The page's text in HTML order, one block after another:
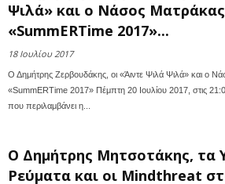
Ψιλά» και ο Νάσος
«SummERTime 2017»...
18 Ιουλίου 2017
Ο Δημήτρης Ζερβουδάκης, οι «Άιντε Ψιλά Ψιλά» και ο
«SummERTime 2017» Πέμπτη 20 Ιουλίου 2017, στις
που περιλαμβάνει η...
Ο Δημήτρης Μητσοτάκης, τα
Ρεύματα και οι Mindthreat